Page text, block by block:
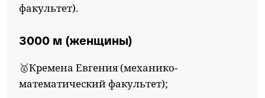
факультет).
3000 м (женщины)
🥇Кремена Евгения (механико-
математический факультет);